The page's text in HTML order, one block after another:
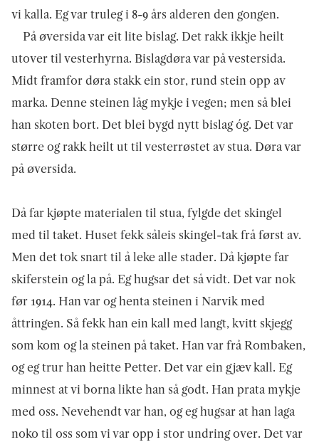
vi kalla. Eg var truleg i 8-9 års alderen den gongen.
På øversida var eit lite bislag. Det rakk ikkje heilt
utover til vesterhyrna. Bislagdøra var på vestersida.
Midt framfor døra stakk ein stor, rund stein opp av
marka. Denne steinen låg mykje i vegen; men så blei
han skoten bort. Det blei bygd nytt bislag óg. Det var
større og rakk heilt ut til vesterrøstet av stua. Døra var
på øversida.
Då far kjøpte materialen til stua, fylgde det skingel
med til taket. Huset fekk såleis skingel-tak frå først av.
Men det tok snart til å leke alle stader. Då kjøpte far
skiferstein og la på. Eg hugsar det så vidt. Det var nok
før 1914. Han var og henta steinen i Narvik med
åttringen. Så fekk han ein kall med langt, kvitt skjegg
som kom og la steinen på taket. Han var frå Rom­baken,
og eg trur han heitte Petter. Det var ein gjæv kall. Eg
minnest at vi borna likte han så godt. Han prata mykje
med oss. Nevehendt var han, og eg hugsar at han laga
noko til oss som vi var opp i stor undring over. Det var